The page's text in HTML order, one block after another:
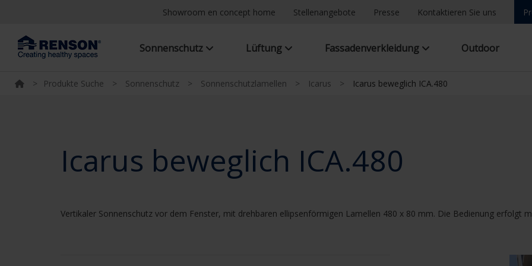
Showroom en concept home Stellenangebote Presse Kontaktieren Sie uns
Sonnenschutz Lüftung Fassadenverkleidung Outdoor
> Produkte Suche > Sonnenschutz > Sonnenschutzlamellen > Icarus > Icarus beweglich ICA.480
Icarus beweglich ICA.480
Vertikaler Sonnenschutz vor dem Fenster, mit drehbaren ellipsenförmigen Lamellen 480 x 80 mm. Die Bedienung erfolgt